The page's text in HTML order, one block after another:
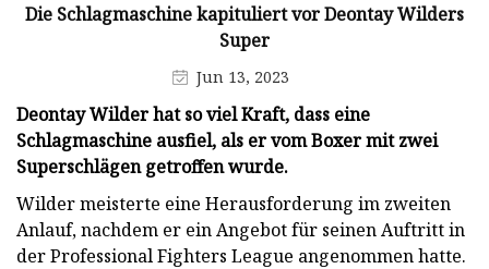
Die Schlagmaschine kapituliert vor Deontay Wilders
Super
Jun 13, 2023
Deontay Wilder hat so viel Kraft, dass eine
Schlagmaschine ausfiel, als er vom Boxer mit zwei
Superschlägen getroffen wurde.
Wilder meisterte eine Herausforderung im zweiten
Anlauf, nachdem er ein Angebot für seinen Auftritt in
der Professional Fighters League angenommen hatte.